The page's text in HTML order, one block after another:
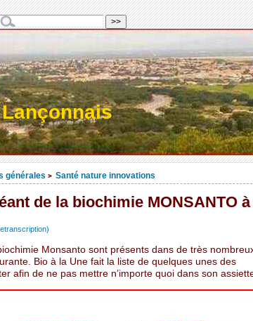
générales > Santé nature innovations
de la biochimie MONSANTO à
Monsanto sont présents dans de très
Bio à la Une fait la liste de quelques unes des
afin de ne pas mettre n’importe quoi dans son